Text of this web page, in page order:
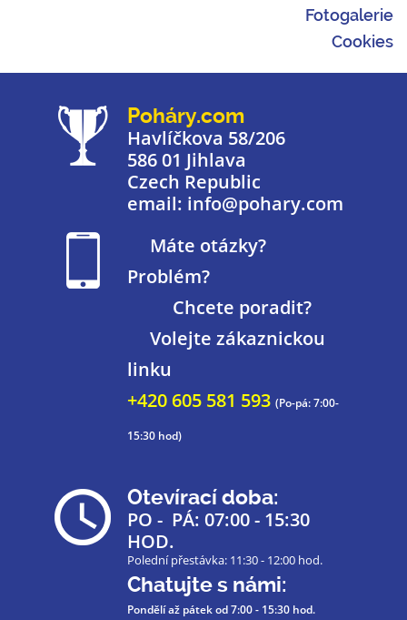
Fotogalerie
Cookies
Poháry.com
Havlíčkova 58/206
586 01 Jihlava
Czech Republic
email: info@pohary.com
Máte otázky?
Problém?
Chcete poradit?
Volejte zákaznickou
linku
+420 605 581 593 (Po-pá: 7:00-
15:30 hod)
Otevírací doba:
PO - PÁ: 07:00 - 15:30
HOD.
Polední přestávka: 11:30 - 12:00 hod.
Chatujte s námi:
Pondělí až pátekod 7:00 - 15:30 hod.